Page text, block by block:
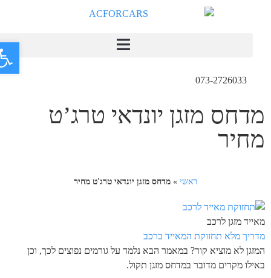
073-2726033
מדחס מזגן יונדאי טרג’ט
מחיר
ראשי»מדחס מזגן יונדאי טרג'ט מחיר
מאייד מזגן לרכב
מדריך מלא תחזוקת המאייד ברכב
המזגן לא מוציא קור? במאמר הבא נלמד על גורמים נפוצים לכך, וכן
באילו מקרים מדובר במדחס מזגן תקול.